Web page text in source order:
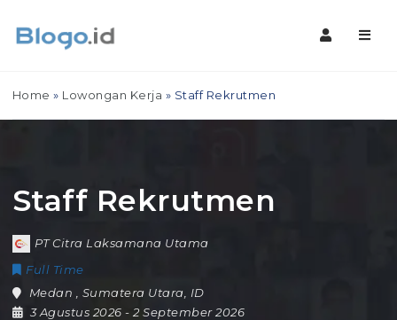
Home » Lowongan Kerja » Staff Rekrutmen
Staff Rekrutmen
PT Citra Laksamana Utama
Full Time
Medan
Sumatera Utara
ID
3 Agustus 2026- 2 September 2026